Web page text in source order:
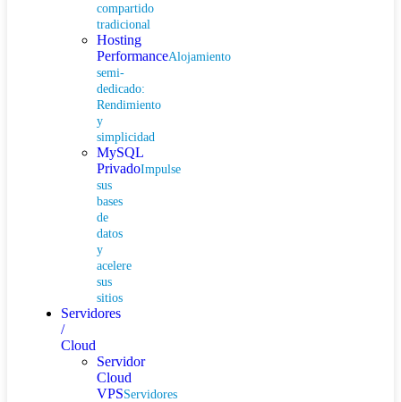
compartido
tradicional
Hosting
PerformanceAlojamiento
semi-
dedicado:
Rendimiento
y
simplicidad
MySQL
PrivadoImpulse
sus
bases
de
datos
y
acelere
sus
sitios
Servidores
/
Cloud
Servidor
Cloud
VPSServidores